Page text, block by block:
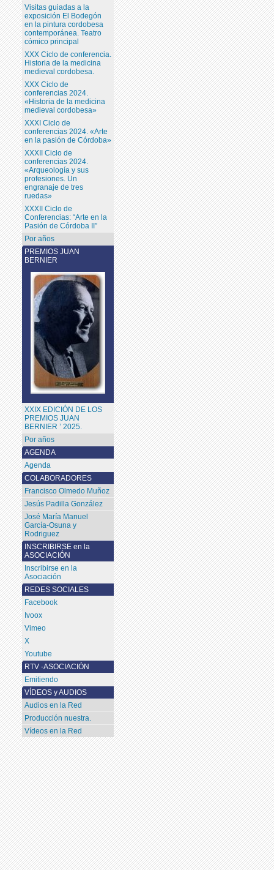
AGENDA
Agenda
COLABORADORES
Francisco Olmedo Muñoz
Jesús Padilla González
José María Manuel
García-Osuna y
Rodriguez
Visitas guiadas a la
exposición El Bodegón
en la pintura cordobesa
contemporánea. Teatro
cómico principal
XXX Ciclo de conferencia.
Historia de la medicina
medieval cordobesa.
XXX Ciclo de
conferencias 2024.
«Historia de la medicina
medieval cordobesa»
XXXI Ciclo de
conferencias 2024. «Arte
en la pasión de Córdoba»
XXXII Ciclo de
conferencias 2024.
«Arqueología y sus
profesiones. Un
engranaje de tres
ruedas»
XXXII Ciclo de
Conferencias: “Arte en la
Pasión de Córdoba II”
Por años
INSCRIBIRSE en la
ASOCIACIÓN
Inscribirse en la
Asociación
PREMIOS JUAN
BERNIER
XXIX EDICIÓN DE LOS
PREMIOS JUAN
BERNIER ’ 2025.
Por años
REDES SOCIALES
Facebook
Ivoox
Vimeo
X
Youtube
RTV -ASOCIACIÓN
Emitiendo
VÍDEOS y AUDIOS
Audios en la Red
Producción nuestra.
Vídeos en la Red